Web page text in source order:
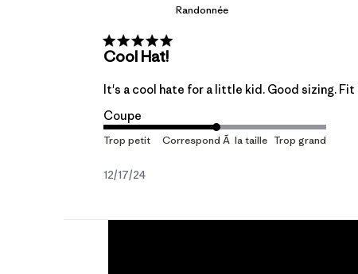
Randonnée
Cool Hat!
It's a cool hate for a little kid. Good sizing.
Coupe
Date
12/17/24